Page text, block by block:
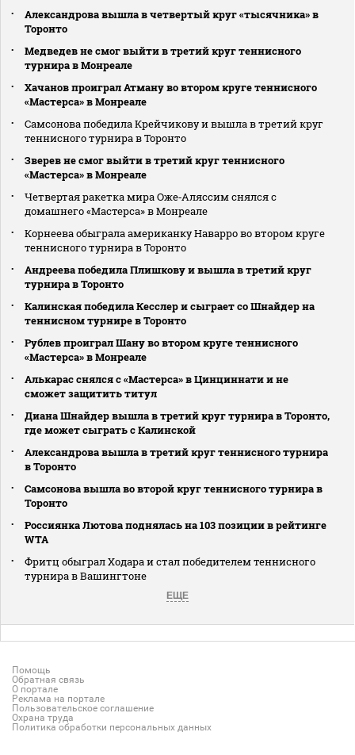
Александрова вышла в четвертый круг «тысячника» в
Торонто
Медведев не смог выйти в третий круг теннисного
турнира в Монреале
Хачанов проиграл Атману во втором круге теннисного
«Мастерса» в Монреале
Самсонова победила Крейчикову и вышла в третий круг
теннисного турнира в Торонто
Зверев не смог выйти в третий круг теннисного
«Мастерса» в Монреале
Четвертая ракетка мира Оже‑Аляссим снялся с
домашнего «Мастерса» в Монреале
Корнеева обыграла американку Наварро во втором круге
теннисного турнира в Торонто
Андреева победила Плишкову и вышла в третий круг
турнира в Торонто
Калинская победила Кесслер и сыграет со Шнайдер на
теннисном турнире в Торонто
Рублев проиграл Шану во втором круге теннисного
«Мастерса» в Монреале
Алькарас снялся с «Мастерса» в Цинциннати и не
сможет защитить титул
Диана Шнайдер вышла в третий круг турнира в Торонто,
где может сыграть с Калинской
Александрова вышла в третий круг теннисного турнира
в Торонто
Самсонова вышла во второй круг теннисного турнира в
Торонто
Россиянка Лютова поднялась на 103 позиции в рейтинге
WTA
Фритц обыграл Ходара и стал победителем теннисного
турнира в Вашингтоне
ЕЩЕ
Помощь
Обратная связь
О портале
Реклама на портале
Пользовательское соглашение
Охрана труда
Политика обработки персональных данных